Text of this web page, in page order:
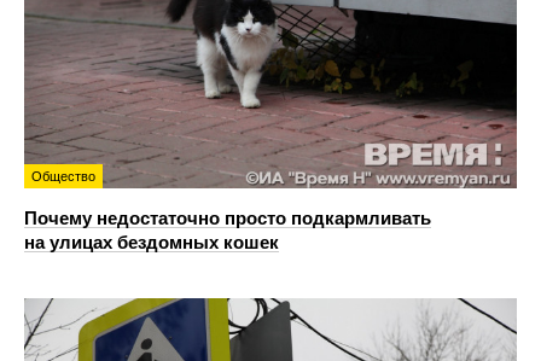
Общество
Почему недостаточно просто подкармливать
на улицах бездомных кошек